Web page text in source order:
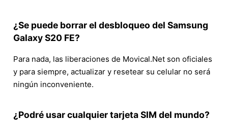
¿Se puede borrar el desbloqueo del Samsung
Galaxy S20 FE?
Para nada, las liberaciones de Movical.Net son oficiales
y para siempre, actualizar y resetear su celular no será
ningún inconveniente.
¿Podré usar cualquier tarjeta SIM del mundo?